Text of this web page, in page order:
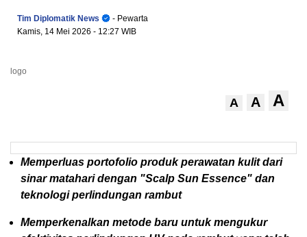
Tim Diplomatik News
- Pewarta
Kamis, 14 Mei 2026 - 12:27 WIB
logo
A A A
Memperluas portofolio produk perawatan kulit dari
sinar matahari dengan "Scalp Sun Essence" dan
teknologi perlindungan rambut
Memperkenalkan metode baru untuk mengukur